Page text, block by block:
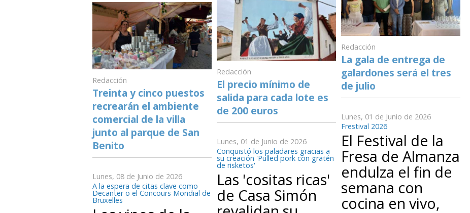
Redacción
Treinta y cinco puestos
recrearán el ambiente
comercial de la villa
junto al parque de San
Benito
Lunes, 08 de Junio de 2026
A la espera de citas clave como
Decanter o el Concours Mondial de
Bruxelles
Redacción
El precio mínimo de
salida para cada lote es
de 200 euros
Lunes, 01 de Junio de 2026
Conquistó los paladares gracias a
su creación 'Pulled pork con gratén
de risketos'
Las 'cositas ricas'
de Casa Simón
Redacción
La gala de entrega de
galardones será el tres
de julio
Lunes, 01 de Junio de 2026
Frestival 2026
El Festival de la
Fresa de Almanza
endulza el fin de
semana con
cocina en vivo,